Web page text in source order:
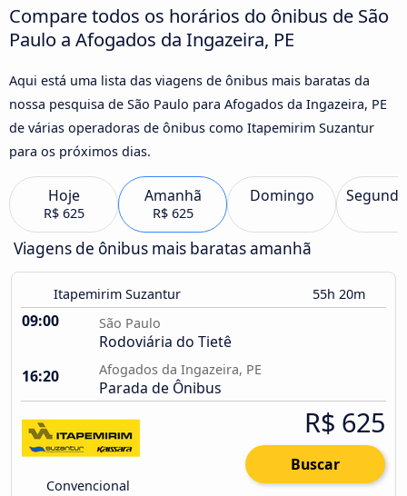
Compare todos os horários do ônibus de São
Paulo a Afogados da Ingazeira, PE
Aqui está uma lista das viagens de ônibus mais baratas da
nossa pesquisa de São Paulo para Afogados da Ingazeira, PE
de várias operadoras de ônibus como Itapemirim Suzantur
para os próximos dias.
Hoje
R$ 625
Amanhã
R$ 625
Domingo
Viagens de ônibus mais baratas amanhã
Itapemirim Suzantur 55h 20m
09:00 São Paulo
Rodoviária do Tietê
16:20
Afogados da Ingazeira, PE
Parada de Ônibus
Convencional
R$ 625
Buscar